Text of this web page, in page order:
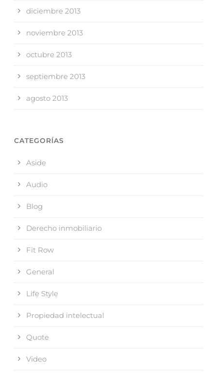
diciembre 2013
noviembre 2013
octubre 2013
septiembre 2013
agosto 2013
CATEGORÍAS
Aside
Audio
Blog
Derecho inmobiliario
Fit Row
General
Life Style
Propiedad intelectual
Quote
Video